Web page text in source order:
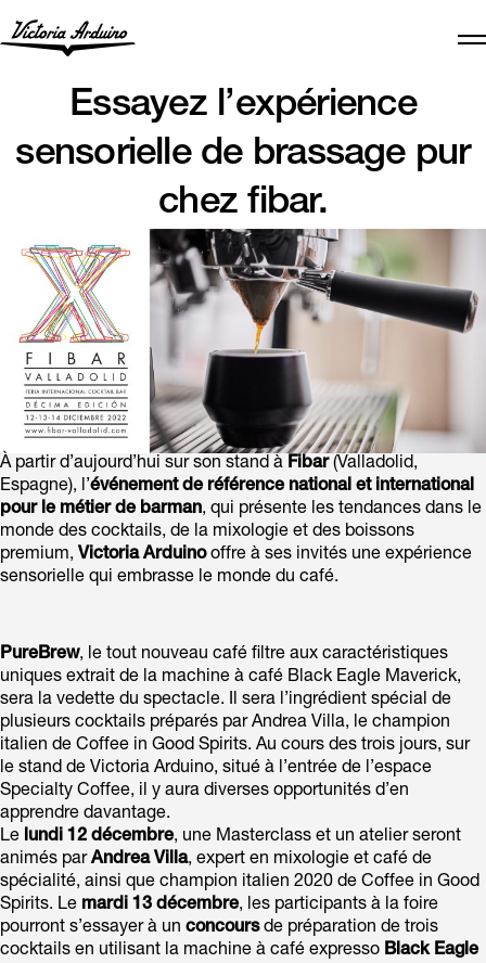
Essayez l’expérience
sensorielle de brassage pur
chez fibar.
À partir d’aujourd’hui sur son stand à Fibar(Valladolid,
Espagne), l’événement de référence national et international
pour le métier de barman, qui présente les tendances dans le
monde des cocktails, de la mixologie et des boissons
premium, Victoria Arduinooffre à ses invités une expérience
sensorielle qui embrasse le monde du café.
PureBrew, le tout nouveau café filtre aux caractéristiques
uniques extrait de la machine à café Black Eagle Maverick,
sera la vedette du spectacle. Il sera l’ingrédient spécial de
plusieurs cocktails préparés par Andrea Villa, le champion
italien de Coffee in Good Spirits. Au cours des trois jours, sur
le stand de Victoria Arduino, situé à l’entrée de l’espace
Specialty Coffee, il y aura diverses opportunités d’en
apprendre davantage.
Le lundi 12 décembre, une Masterclass et un atelier seront
animés parAndrea Villa, expert en mixologie et café de
spécialité, ainsi que champion italien 2020 de Coffee in Good
Spirits. Le mardi 13 décembre, les participants à la foire
pourront s’essayer à un concoursde préparation de trois
cocktails en utilisant la machine à café expresso Black Eagle